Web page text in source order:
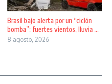
Brasil bajo alerta por un “ciclón
bomba”: fuertes vientos, lluvia ...
8 agosto, 2026